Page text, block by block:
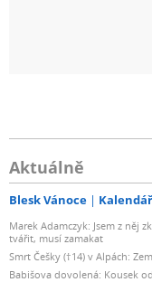
Aktuálně
Blesk Vánoce
Marek Adamczyk: Jsem z něj
tvářit, musí zamakat
Smrt Češky (†14) v Alpách:
Babišova dovolená: Kousek